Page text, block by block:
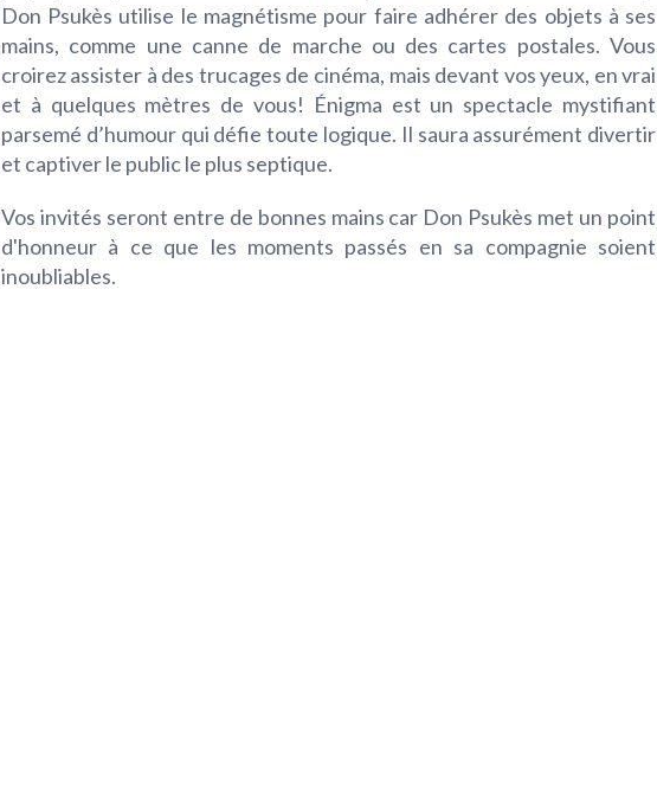
Don Psukès utilise le magnétisme pour faire adhérer des objets à ses
mains, comme une canne de marche ou des cartes postales. Vous
croirez assister à des trucages de cinéma, mais devant vos yeux, en vrai
et à quelques mètres de vous! Énigma est un spectacle mystifiant
parsemé d’humour qui défie toute logique. Il saura assurément divertir
et captiver le public le plus septique.
Vos invités seront entre de bonnes mains car Don Psukès met un point
d'honneur à ce que les moments passés en sa compagnie soient
inoubliables.